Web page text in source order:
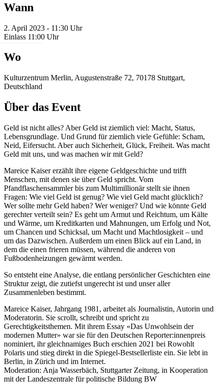
Wann
2. April 2023 - 11:30 Uhr
Einlass 11:00 Uhr
Wo
Kulturzentrum Merlin, Augustenstraße 72, 70178 Stuttgart,
Deutschland
Über das Event
Geld ist nicht alles? Aber Geld ist ziemlich viel: Macht, Status,
Lebensgrundlage. Und Grund für ziemlich viele Gefühle: Scham,
Neid, Eifersucht. Aber auch Sicherheit, Glück, Freiheit. Was macht
Geld mit uns, und was machen wir mit Geld?
Mareice Kaiser erzählt ihre eigene Geldgeschichte und trifft
Menschen, mit denen sie über Geld spricht. Vom
Pfandflaschensammler bis zum Multimillionär stellt sie ihnen
Fragen: Wie viel Geld ist genug? Wie viel Geld macht glücklich?
Wer sollte mehr Geld haben? Wer weniger? Und wie könnte Geld
gerechter verteilt sein? Es geht um Armut und Reichtum, um Kälte
und Wärme, um Kreditkarten und Mahnungen, um Erfolg und Not,
um Chancen und Schicksal, um Macht und Machtlosigkeit – und
um das Dazwischen. Außerdem um einen Blick auf ein Land, in
dem die einen frieren müssen, während die anderen von
Fußbodenheizungen gewärmt werden.
So entsteht eine Analyse, die entlang persönlicher Geschichten eine
Struktur zeigt, die zutiefst ungerecht ist und unser aller
Zusammenleben bestimmt.
Mareice Kaiser, Jahrgang 1981, arbeitet als Journalistin, Autorin und
Moderatorin. Sie scrollt, schreibt und spricht zu
Gerechtigkeitsthemen. Mit ihrem Essay «Das Unwohlsein der
modernen Mutter» war sie für den Deutschen Reporter:innenpreis
nominiert, ihr gleichnamiges Buch erschien 2021 bei Rowohlt
Polaris und stieg direkt in die Spiegel-Bestsellerliste ein. Sie lebt in
Berlin, in Zürich und im Internet.
Moderation: Anja Wasserbäch, Stuttgarter Zeitung, in Kooperation
mit der Landeszentrale für politische Bildung BW